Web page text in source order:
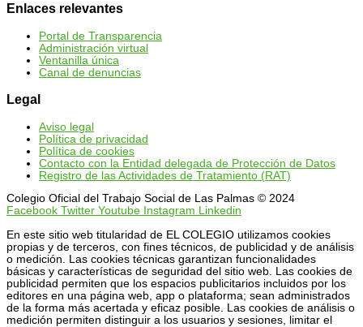
Enlaces relevantes
Portal de Transparencia
Administración virtual
Ventanilla única
Canal de denuncias
Legal
Aviso legal
Política de privacidad
Política de cookies
Contacto con la Entidad delegada de Protección de Datos
Registro de las Actividades de Tratamiento (RAT)
Colegio Oficial del Trabajo Social de Las Palmas © 2024
Facebook Twitter Youtube Instagram Linkedin
En este sitio web titularidad de EL COLEGIO utilizamos cookies
propias y de terceros, con fines técnicos, de publicidad y de análisis
o medición. Las cookies técnicas garantizan funcionalidades
básicas y características de seguridad del sitio web. Las cookies de
publicidad permiten que los espacios publicitarios incluidos por los
editores en una página web, app o plataforma; sean administrados
de la forma más acertada y eficaz posible. Las cookies de análisis o
medición permiten distinguir a los usuarios y sesiones, limitar el